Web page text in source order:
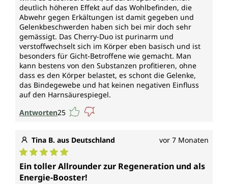
deutlich höheren Effekt auf das Wohlbefinden, die
Abwehr gegen Erkältungen ist damit gegeben und
Gelenkbeschwerden haben sich bei mir doch sehr
gemässigt. Das Cherry-Duo ist purinarm und
verstoffwechselt sich im Körper eben basisch und ist
besonders für Gicht-Betroffene wie gemacht. Man
kann bestens von den Substanzen profitieren, ohne
dass es den Körper belastet, es schont die Gelenke,
das Bindegewebe und hat keinen negativen Einfluss
auf den Harnsäurespiegel.
Antworten25
Tina B. aus Deutschland vor 7 Monaten
Durchschnittliche Bewertung von 5 von 5 Sternen
Ein toller Allrounder zur Regeneration und als
Energie-Booster!